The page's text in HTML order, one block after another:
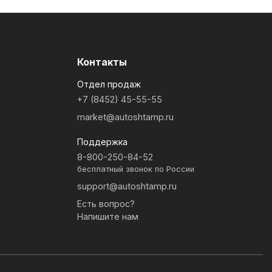
Контакты
Отдел продаж
+7 (8452) 45-55-55
market@autoshtamp.ru
Поддержка
8-800-250-84-52
бесплатный звонок по России
support@autoshtamp.ru
Есть вопрос?
Напишите нам